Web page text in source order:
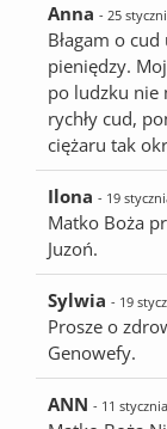
Anna - 25
Błagam o
pieniędzy.
po ludzku nie
rychły cud,
ciężaru tak
Ilona - 19
Matko Boża
Juzoń.
Sylwia - 19
Prosze o
Genowefy.
ANN - 11